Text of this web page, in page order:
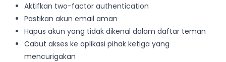
Aktifkan two-factor authentication
Pastikan akun email aman
Hapus akun yang tidak dikenal dalam daftar teman
Cabut akses ke aplikasi pihak ketiga yang
mencurigakan